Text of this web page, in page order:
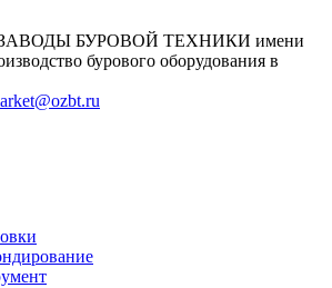
БУРОВОЙ ТЕХНИКИ имени
бурового оборудования в